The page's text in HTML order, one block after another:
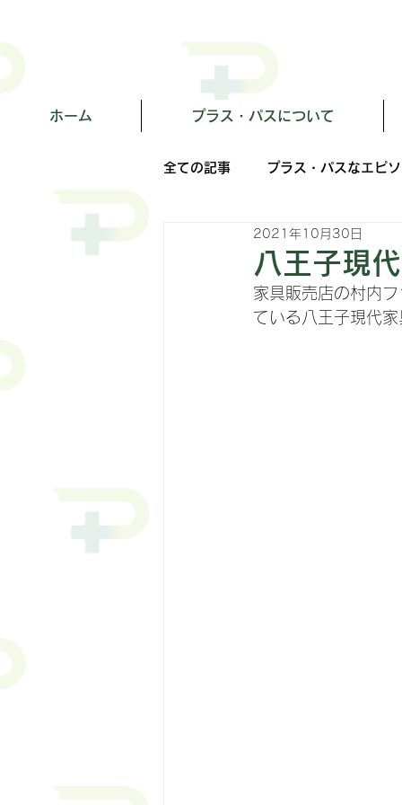
ホーム プラス・パスについて
全ての記事 プラス・パスなエピ
八王子現
2021年10月30日
家具販売店の村内
ている八王子現代